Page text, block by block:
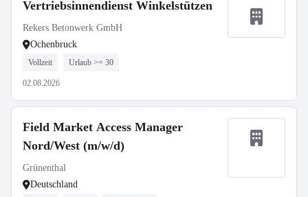
Vertriebsinnendienst Winkelstützen
Rekers Betonwerk GmbH
Ochenbruck
Vollzeit Urlaub >= 30
02.08.2026
Field Market Access Manager
Nord/West (m/w/d)
Grünenthal
Deutschland